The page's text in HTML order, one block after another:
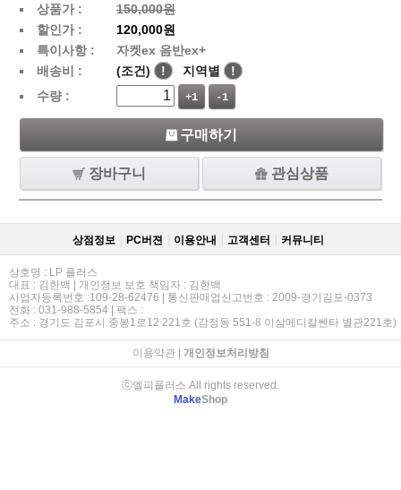
상품가 :
150,000원
할인가 :
120,000원
특이사항 :
자켓ex 음반ex+
배송비 :
(조건) ! 지역별
!
수량 :
+1 -1
구매하기
장바구니 관심상품
상점정보 PC버젼 이용안내 고객센터 커뮤니티
상호명 : LP 플러스
대표 : 김한백 | 개인정보 보호 책임자 : 김한백
사업자등록번호 :109-28-62476 | 통신판매업신고번호 : 2009-경기김포-0373
전화 : 031-988-5854 | 팩스 :
주소 : 경기도 김포시 중봉1로12 221호 (감정동 551-8 이삼메디칼쎈타 별관221호)
이용약관| 개인정보처리방침
ⓒ엘피플러스 All rights reserved.
MakeShop